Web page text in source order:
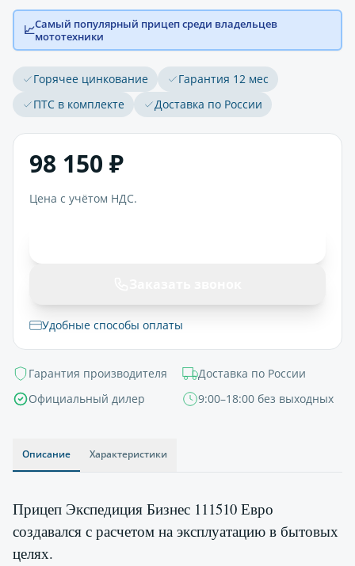
📈Самый популярный прицеп среди владельцев
мототехники
Горячее цинкование
Гарантия 12 мес
ПТС в комплекте
Доставка по России
98 150 ₽
Цена с учётом НДС.
Удобные способы оплаты
Гарантия производителя
Доставка по России
Официальный дилер
9:00–18:00 без выходных
Описание Характеристики
Прицеп Экспедиция Бизнес 111510 Евро
создавался с расчетом на эксплуатацию в бытовых
целях.